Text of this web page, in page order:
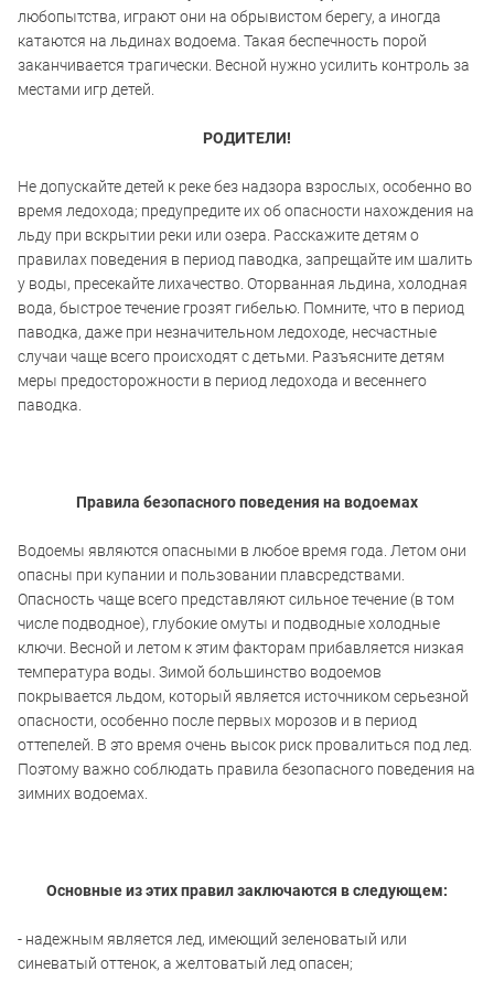
любопытства, играют они на обрывистом берегу, а иногда
катаются на льдинах водоема. Такая беспечность порой
заканчивается трагически. Весной нужно усилить контроль за
местами игр детей.
РОДИТЕЛИ!
Не допускайте детей к реке без надзора взрослых, особенно во
время ледохода; предупредите их об опасности нахождения на
льду при вскрытии реки или озера. Расскажите детям о
правилах поведения в период паводка, запрещайте им шалить
у воды, пресекайте лихачество. Оторванная льдина, холодная
вода, быстрое течение грозят гибелью. Помните, что в период
паводка, даже при незначительном ледоходе, несчастные
случаи чаще всего происходят с детьми. Разъясните детям
меры предосторожности в период ледохода и весеннего
паводка.
Правила безопасного поведения на водоемах
Водоемы являются опасными в любое время года. Летом они
опасны при купании и пользовании плавсредствами.
Опасность чаще всего представляют сильное течение (в том
числе подводное), глубокие омуты и подводные холодные
ключи. Весной и летом к этим факторам прибавляется низкая
температура воды. Зимой большинство водоемов
покрывается льдом, который является источником серьезной
опасности, особенно после первых морозов и в период
оттепелей. В это время очень высок риск провалиться под лед.
Поэтому важно соблюдать правила безопасного поведения на
зимних водоемах.
Основные из этих правил заключаются в следующем:
- надежным является лед, имеющий зеленоватый или
синеватый оттенок, а желтоватый лед опасен;